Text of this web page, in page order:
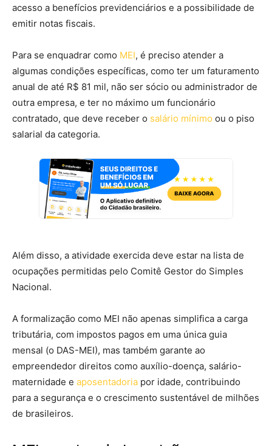
acesso a benefícios previdenciários e a possibilidade de
emitir notas fiscais.
Para se enquadrar como MEI, é preciso atender a
algumas condições específicas, como ter um faturamento
anual de até R$ 81 mil, não ser sócio ou administrador de
outra empresa, e ter no máximo um funcionário
contratado, que deve receber o salário mínimo ou o piso
salarial da categoria.
Além disso, a atividade exercida deve estar na lista de
ocupações permitidas pelo Comitê Gestor do Simples
Nacional.
A formalização como MEI não apenas simplifica a carga
tributária, com impostos pagos em uma única guia
mensal (o DAS-MEI), mas também garante ao
empreendedor direitos como auxílio-doença, salário-
maternidade e aposentadoria por idade, contribuindo
para a segurança e o crescimento sustentável de milhões
de brasileiros.